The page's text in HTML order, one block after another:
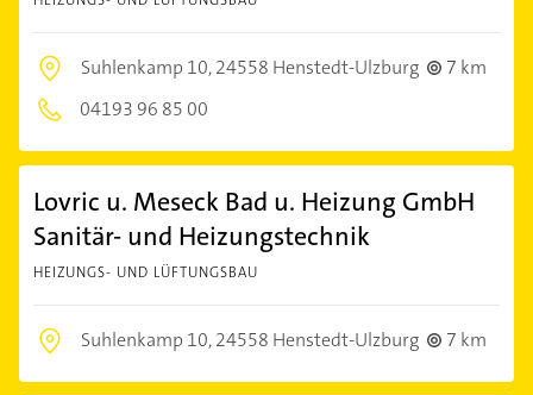
Suhlenkamp 10,24558 Henstedt-Ulzburg
7 km
04193 96 85 00
Lovric u. Meseck Bad u. Heizung GmbH
Sanitär- und Heizungstechnik
HEIZUNGS- UND LÜFTUNGSBAU
Suhlenkamp 10,24558 Henstedt-Ulzburg 7 km